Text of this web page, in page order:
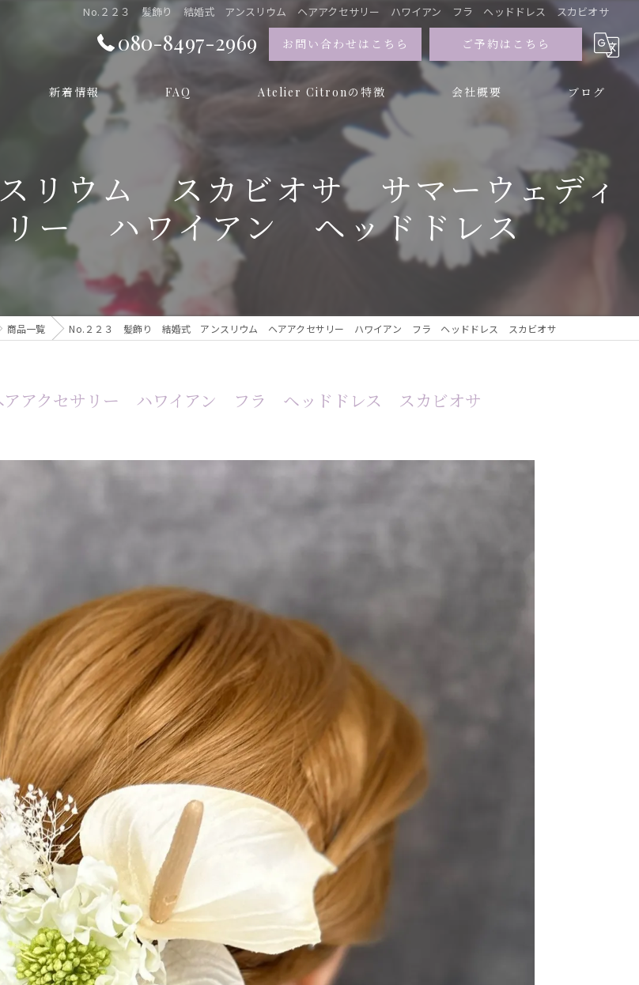
No.２２３ 髪飾り 結婚式 アンスリウム ヘアアクセサリー ハワイアン フラ ヘッドドレス スカビオサ
080-8497-2969 お問い合わせはこちら ご予約はこちら
新着情報 FAQ Atelier Citronの特徴
プリザーブドフラワー
和装
成人式
会社概要 ブログ
ウム スカビオサ サマーウェディ
ー ハワイアン ヘッドドレス
商品一覧 No.２２３ 髪飾り 結婚式 アンスリウム ヘアアクセサリー ハワイアン フラ ヘッドドレス スカビオサ
アクセサリー ハワイアン フラ ヘッドドレス スカビオサ